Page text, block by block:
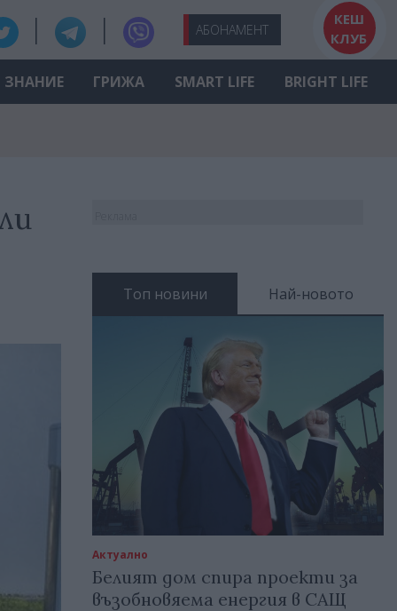
АБОНАМЕНТ
КЕШ
КЛУБ
ЗНАНИЕ ГРИЖА SMART LIFE BRIGHT LIFE
Топ новини Най-новото
Актуално
Белият дом спира проекти за
възобновяема енергия в САЩ